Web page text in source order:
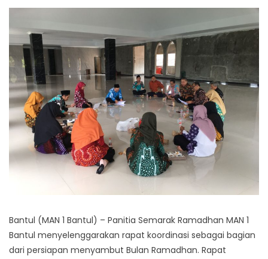
Bantul (MAN 1 Bantul) – Panitia Semarak Ramadhan MAN 1
Bantul menyelenggarakan rapat koordinasi sebagai bagian
dari persiapan menyambut Bulan Ramadhan. Rapat